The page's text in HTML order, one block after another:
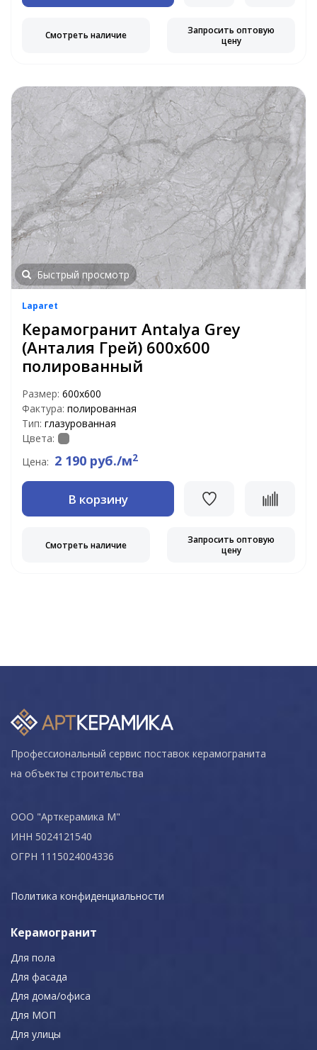
Смотреть наличие
Запросить оптовую
цену
Быстрый просмотр
Laparet
Керамогранит Antalya Grey
(Анталия Грей) 600х600
полированный
Размер: 600х600
Фактура: полированная
Тип: глазурованная
Цвета:
Цена: 2 190 руб./м2
В корзину
Смотреть наличие
Запросить оптовую
цену
Профессиональный сервис поставок керамогранита
на объекты строительства
ООО "Арткерамика М"
ИНН 5024121540
ОГРН 1115024004336
Политика конфиденциальности
Керамогранит
Для пола
Для фасада
Для дома/офиса
Для МОП
Для улицы